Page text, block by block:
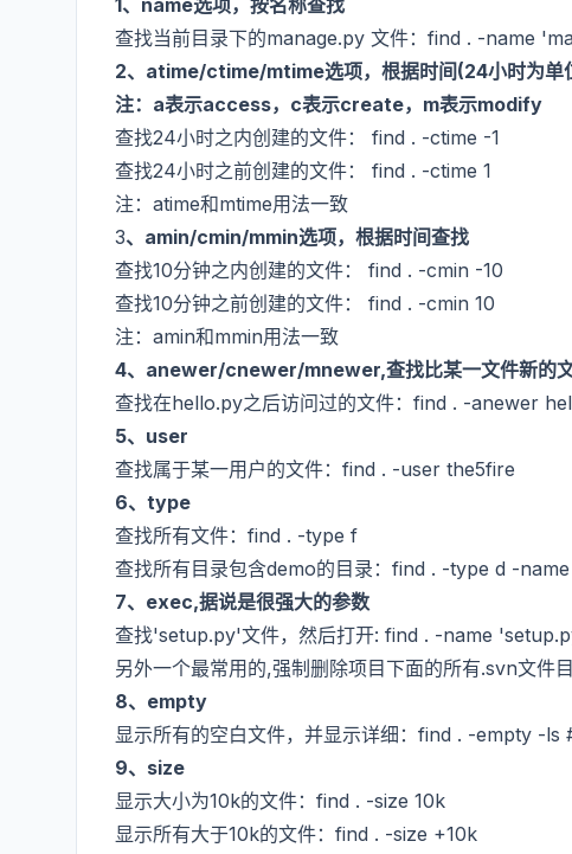
1、name选项，按名称查找
查找当前目录下的manage.py 文件：find . -name
2、atime/ctime/mtime选项，根据时间(24小时为单
注：a表示access，c表示create，m表示modify
查找24小时之内创建的文件： find . -ctime -1
查找24小时之前创建的文件： find . -ctime 1
注：atime和mtime用法一致
3、amin/cmin/mmin选项，根据时间查找
查找10分钟之内创建的文件： find . -cmin -10
查找10分钟之前创建的文件： find . -cmin 10
注：amin和mmin用法一致
4、anewer/cnewer/mnewer,查找比某一文件新的
查找在hello.py之后访问过的文件：find . -anewer
5、user
查找属于某一用户的文件：find . -user the5fire
6、type
查找所有文件：find . -type f
查找所有目录包含demo的目录：find . -type d -
7、exec,据说是很强大的参数
查找'setup.py'文件，然后打开: find . -name
另外一个最常用的,强制删除项目下面的所有.svn文
8、empty
显示所有的空白文件，并显示详细：find . -empty -ls
9、size
显示大小为10k的文件：find . -size 10k
显示所有大于10k的文件：find . -size +10k